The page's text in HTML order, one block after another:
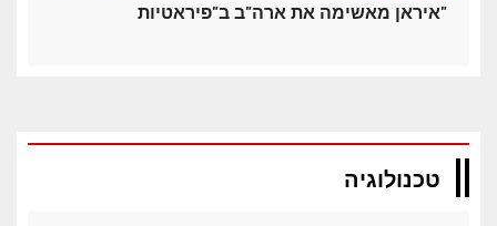
איראן מאשימה את ארה"ב ב"פיראטיות"
טכנולוגיה